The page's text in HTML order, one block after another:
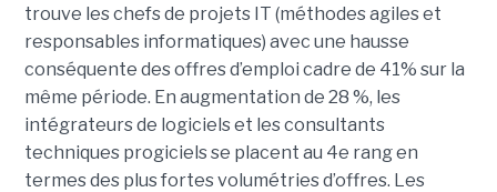
trouve les chefs de projets IT (méthodes agiles et
responsables informatiques) avec une hausse
conséquente des offres d’emploi cadre de 41% sur la
même période. En augmentation de 28 %, les
intégrateurs de logiciels et les consultants
techniques progiciels se placent au 4e rang en
termes des plus fortes volumétries d’offres. Les